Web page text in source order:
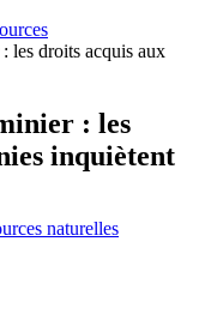
les droits acquis aux
: les
inquiètent
naturelles